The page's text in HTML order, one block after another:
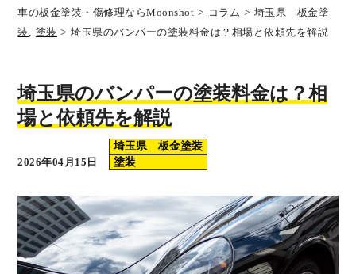
車の板金塗装・傷修理ならMoonshot > コラム > 埼玉県 板金塗
装 , 塗装 >埼玉県のバンパーの塗装料金は？相場と依頼先を解説
埼玉県のバンパーの塗装料金は？相
場と依頼先を解説
2026年04月15日
埼玉県 板金塗装
塗装